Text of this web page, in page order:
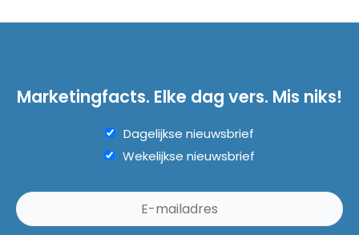
Marketingfacts. Elke dag vers. Mis niks!
Dagelijkse nieuwsbrief
Wekelijkse nieuwsbrief